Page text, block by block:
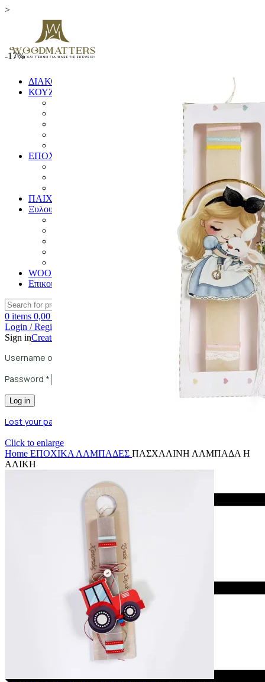
>
ΔΙΑΚΟΣΜΗΤΙΚΑ
ΚΟΥΖΙΝΑ
ΕΠΟΧΙΚΑ
ΠΑΙΧΝΙΔΙΑ
Ξυλουργικές Κατασκευές
WOODMATTERS
Επικοινωνία
0 items 0,00
Login / Register
Sign inCreate an Account
Username or email address
Password *
Log in
Lost your password?
-17%
Click to enlarge
Home ΕΠΟΧΙΚΑ ΛΑΜΠΑΔΕΣ ΠΑΣΧΑΛΙΝΗ ΛΑΜΠΑΔΑ Η
ΑΛΙΚΗ